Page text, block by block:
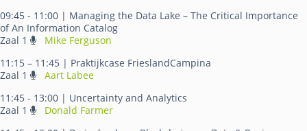
09:45 - 11:00 | Managing the Data Lake – The Critical Importance
of An Information Catalog
Zaal 1
Mike Ferguson
11:15 – 11:45 | Praktijkcase FrieslandCampina
Zaal 1
Aart Labee
11:45 - 13:00 | Uncertainty and Analytics
Zaal 1
Donald Farmer